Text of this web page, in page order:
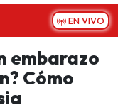
EN VIVO
embarazo
Cómo